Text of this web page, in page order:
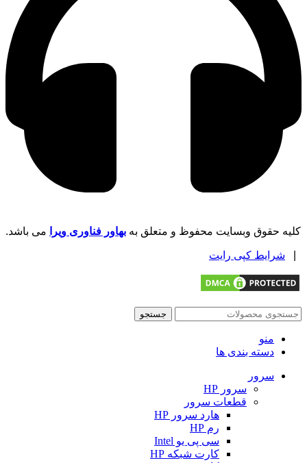
کلیه حقوق وبسایت محفوظ و متعلق به بهاور فناوری ویرا می باشد.
شرایط کپی رایت
جستجو
منو
دسته بندی ها
سرور
سرور HP
قطعات سرور
هارد سرور HP
رم HP
سی پی یو Intel
کارت شبکه HP